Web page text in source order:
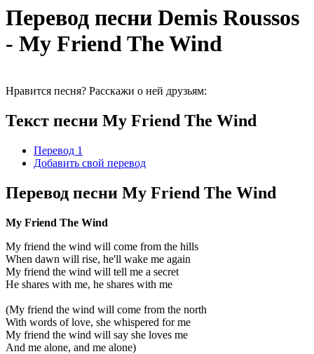
Перевод песни Demis Roussos
- My Friend The Wind
Нравится песня? Расскажи о ней друзьям:
Текст песни My Friend The Wind
Перевод 1
Добавить свой перевод
Перевод песни My Friend The Wind
My Friend The Wind
My friend the wind will come from the hills
When dawn will rise, he'll wake me again
My friend the wind will tell me a secret
He shares with me, he shares with me
(My friend the wind will come from the north
With words of love, she whispered for me
My friend the wind will say she loves me
And me alone, and me alone)